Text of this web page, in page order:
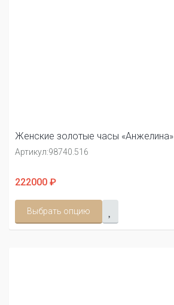
Женские золотые часы «Анжелина»
Артикул:98740.516
222000 ₽
Выбрать опцию